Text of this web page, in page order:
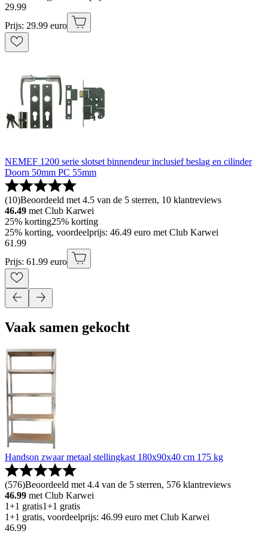
29.99
Prijs: 29.99 euro
NEMEF 1200 serie slotset binnendeur inclusief beslag en cilinder
Doorn 50mm PC 55mm
(10)Beoordeeld met 4.5 van de 5 sterren, 10 klantreviews
46.49 met Club Karwei
25% korting25% korting
25% korting, voordeelprijs: 46.49 euro met Club Karwei
61 .99
Prijs: 61.99 euro
Vaak samen gekocht
Handson zwaar metaal stellingkast 180x90x40 cm 175 kg
(576)Beoordeeld met 4.4 van de 5 sterren, 576 klantreviews
46.99 met Club Karwei
1+1 gratis1+1 gratis
1+1 gratis, voordeelprijs: 46.99 euro met Club Karwei
46.99